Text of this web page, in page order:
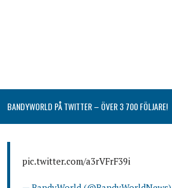
BANDYWORLD PÅ TWITTER – ÖVER 3 700 FÖLJARE!
pic.twitter.com/a3rVFrF39i